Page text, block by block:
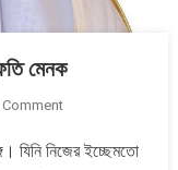
মেনক
On
না
যিনি নিজের ইচ্ছেমতো